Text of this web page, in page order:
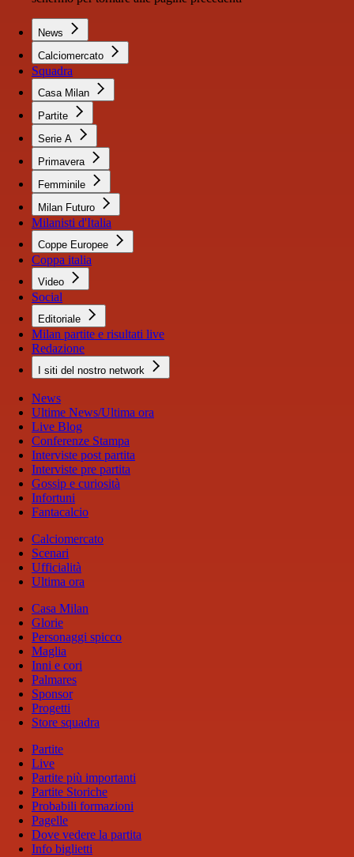
News
Calciomercato
Squadra
Casa Milan
Partite
Serie A
Primavera
Femminile
Milan Futuro
Milanisti d'Italia
Coppe Europee
Coppa italia
Video
Social
Editoriale
Milan partite e risultati live
Redazione
I siti del nostro network
News
Ultime News/Ultima ora
Live Blog
Conferenze Stampa
Interviste post partita
Interviste pre partita
Gossip e curiosità
Infortuni
Fantacalcio
Calciomercato
Scenari
Ufficialità
Ultima ora
Casa Milan
Glorie
Personaggi spicco
Maglia
Inni e cori
Palmares
Sponsor
Progetti
Store squadra
Partite
Live
Partite più importanti
Partite Storiche
Probabili formazioni
Pagelle
Dove vedere la partita
Info biglietti